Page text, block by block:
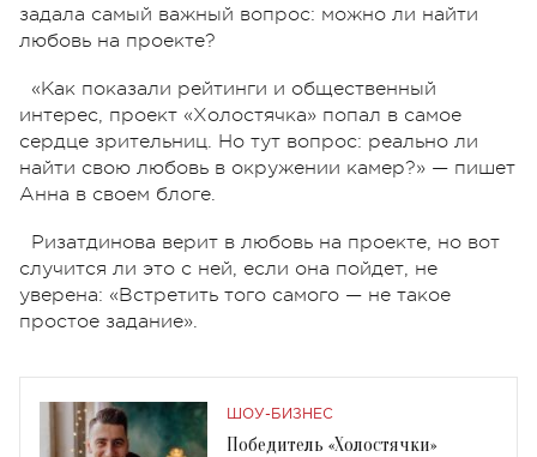
задала самый важный вопрос: можно ли найти
любовь на проекте?
«Как показали рейтинги и общественный
интерес, проект «Холостячка» попал в самое
сердце зрительниц. Но тут вопрос: реально ли
найти свою любовь в окружении камер?» — пишет
Анна в своем блоге.
Ризатдинова верит в любовь на проекте, но вот
случится ли это с ней, если она пойдет, не
уверена: «Встретить того самого — не такое
простое задание».
ШОУ-БИЗНЕС
Победитель «Холостячки»